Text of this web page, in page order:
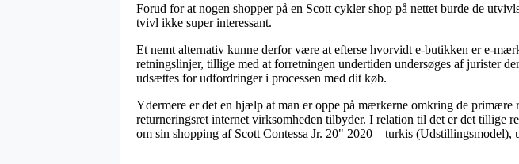
Forud for at nogen shopper på en Scott cykler shop på nettet burde de
tvivl ikke super interessant.
Et nemt alternativ kunne derfor være at efterse hvorvidt e-butikken er e-
retningslinjer, tillige med at forretningen undertiden undersøges af jurister
udsættes for udfordringer i processen med dit køb.
Ydermere er det en hjælp at man er oppe på mærkerne omkring de
returneringsret internet virksomheden tilbyder. I relation til det er det tillige
om sin shopping af Scott Contessa Jr. 20" 2020 – turkis